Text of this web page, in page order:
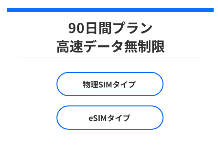
90日間プラン
​高速データ無制限
物理SIMタイプ
eSIMタイプ